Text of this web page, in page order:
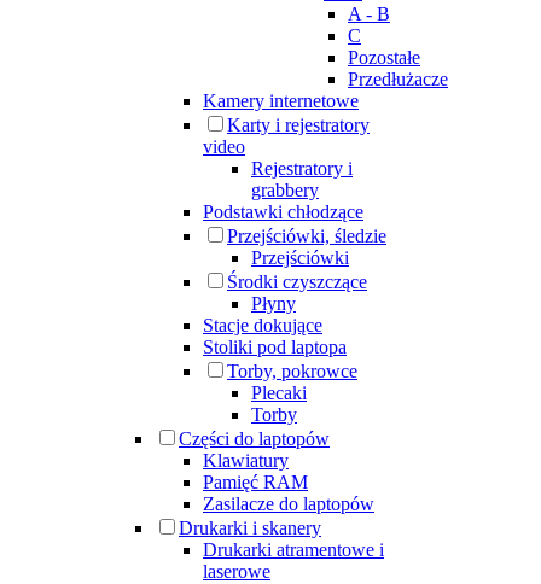
A - B
C
Pozostałe
Przedłużacze
Kamery internetowe
Karty i rejestratory
video
Rejestratory i
grabbery
Podstawki chłodzące
Przejściówki, śledzie
Przejściówki
Środki czyszczące
Płyny
Stacje dokujące
Stoliki pod laptopa
Torby, pokrowce
Plecaki
Torby
Części do laptopów
Klawiatury
Pamięć RAM
Zasilacze do laptopów
Drukarki i skanery
Drukarki atramentowe i
laserowe